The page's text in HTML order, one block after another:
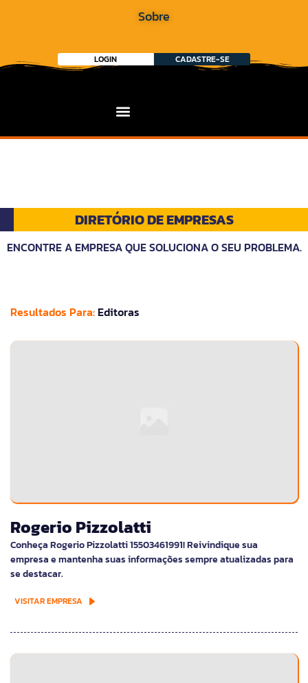
Sobre
LOGIN CADASTRE-SE
DIRETÓRIO DE EMPRESAS
ENCONTRE A EMPRESA QUE SOLUCIONA O SEU PROBLEMA.
Resultados Para: Editoras
Rogerio Pizzolatti
Conheça Rogerio Pizzolatti 15503461991! Reivindique sua
empresa e mantenha suas informações sempre atualizadas para
se destacar.
VISITAR EMPRESA